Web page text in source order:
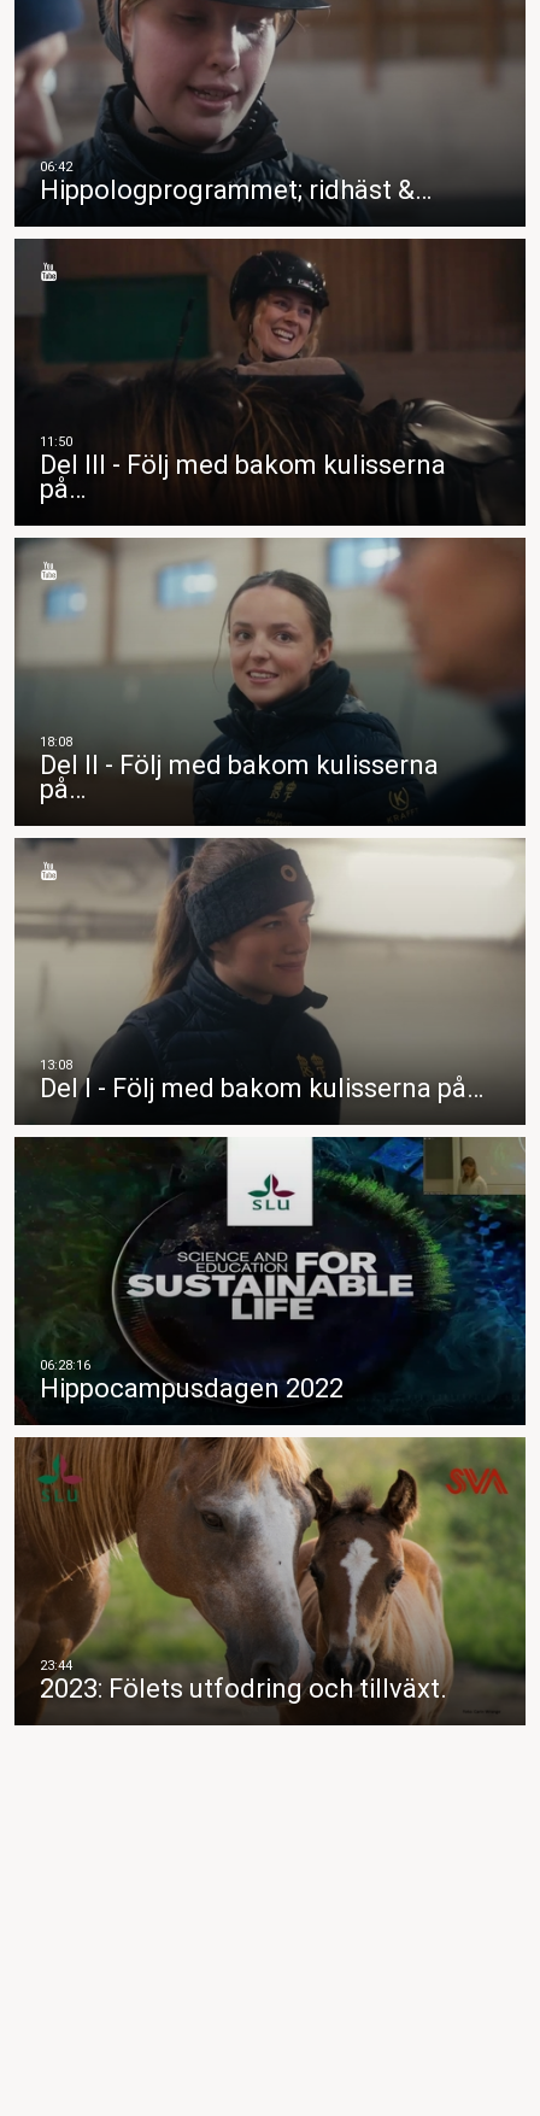
Hippologprogrammet; ridhäst &…
Del III - Följ med bakom kulisserna
på…
Del II - Följ med bakom kulisserna
på…
Del I - Följ med bakom kulisserna på…
Hippocampusdagen 2022
2023: Fölets utfodring och tillväxt.